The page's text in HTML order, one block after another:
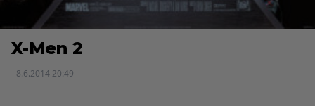
X-Men 2
- 8.6.2014 20:49